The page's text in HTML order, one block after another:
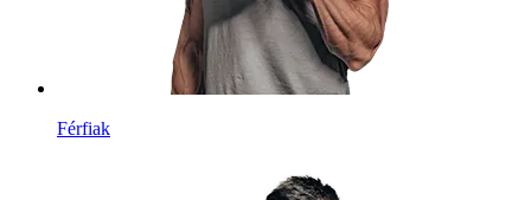
Férfiak